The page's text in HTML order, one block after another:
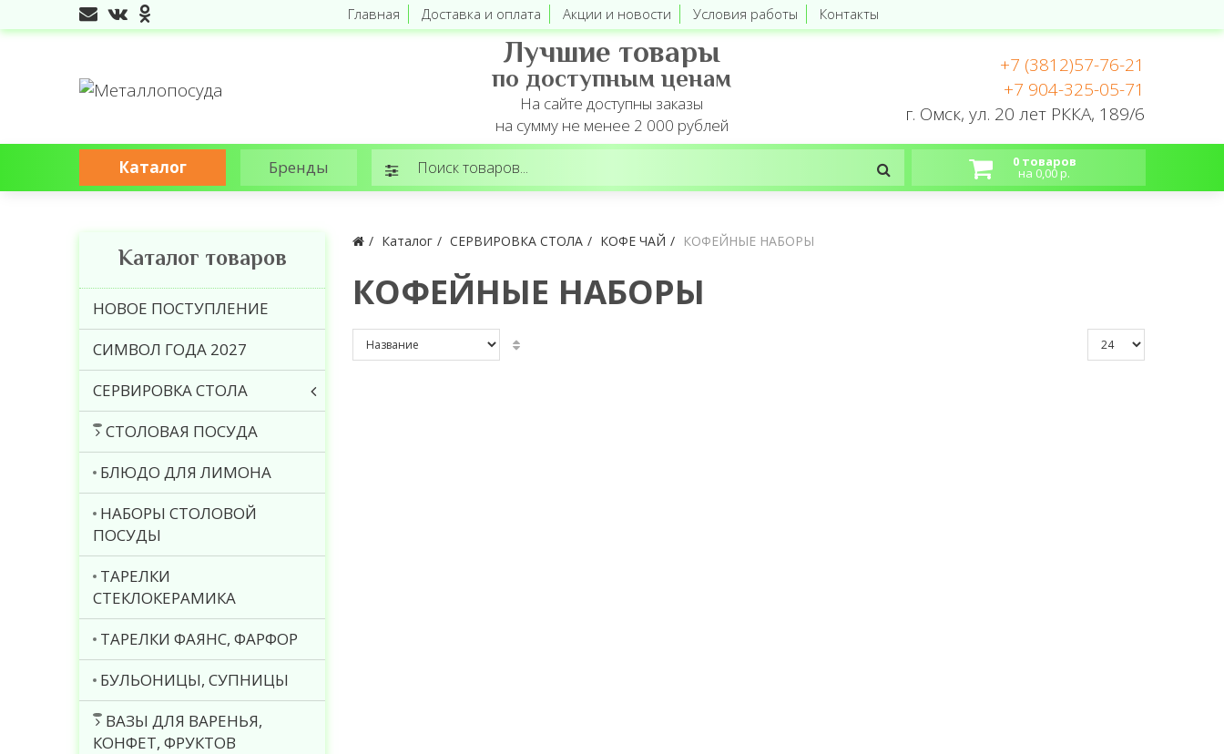
Главная Доставка и оплата Акции и новости Условия работы Контакты
Лучшие товары
по доступным ценам
На сайте доступны заказы
на сумму не менее 2 000 рублей
+7 (3812)57-76-21
+7 904-325-05-71
г. Омск, ул. 20 лет РККА, 189/6
Каталог Бренды 0 товаров
на 0,00 р.
Каталог товаров
НОВОЕ ПОСТУПЛЕНИЕ
СИМВОЛ ГОДА 2027
СЕРВИРОВКА СТОЛА
СТОЛОВАЯ ПОСУДА
БЛЮДО ДЛЯ ЛИМОНА
НАБОРЫ СТОЛОВОЙ
ПОСУДЫ
ТАРЕЛКИ
СТЕКЛОКЕРАМИКА
ТАРЕЛКИ ФАЯНС, ФАРФОР
БУЛЬОНИЦЫ, СУПНИЦЫ
ВАЗЫ ДЛЯ ВАРЕНЬЯ,
КОНФЕТ, ФРУКТОВ
Каталог СЕРВИРОВКА СТОЛА КОФЕ ЧАЙ КОФЕЙНЫЕ НАБОРЫ
КОФЕЙНЫЕ НАБОРЫ